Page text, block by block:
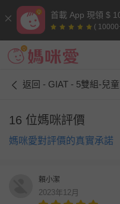
首載 App 現領 $
(
返回 - GIAT - 5雙組-兒
16 位媽咪評價
媽咪愛對評價的真實承諾
賴小潔
2023年12月